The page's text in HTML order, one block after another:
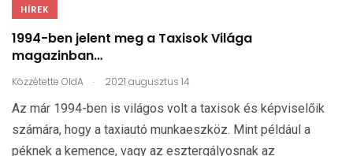
HÍREK
1994-ben jelent meg a Taxisok Világa
magazinban…
Közzétette OldA . 2021 augusztus 14
Az már 1994-ben is világos volt a taxisok és képviselőik
számára, hogy a taxiautó munkaeszköz. Mint például a
péknek a kemence, vagy az esztergályosnak az